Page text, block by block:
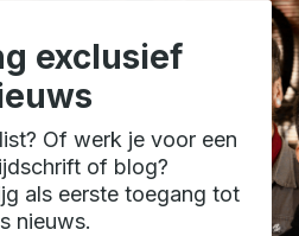
exclusief
Of werk je voor een
of blog?
als eerste toegang tot
nieuws.